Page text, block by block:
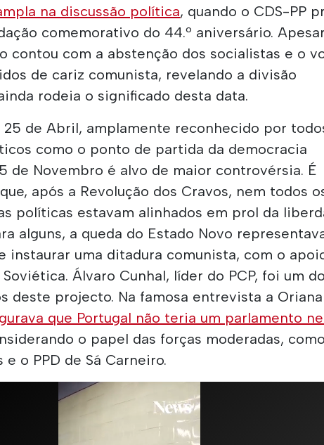
na discussão política, quando o CDS-PP
comemorativo do 44.º aniversário.
contou com a abstenção dos socialistas e o
de cariz comunista, revelando a divisão
rodeia o significado desta data.
de Abril, amplamente reconhecido por
como o ponto de partida da democracia
de Novembro é alvo de maior controvérsia. É
após a Revolução dos Cravos, nem todos
políticas estavam alinhados em prol da
alguns, a queda do Estado Novo
instaurar uma ditadura comunista, com o
Álvaro Cunhal, líder do PCP, foi um
deste projecto. Na famosa entrevista a Oriana
que Portugal não teria um parlamento
o papel das forças moderadas,
e o PPD de Sá Carneiro.